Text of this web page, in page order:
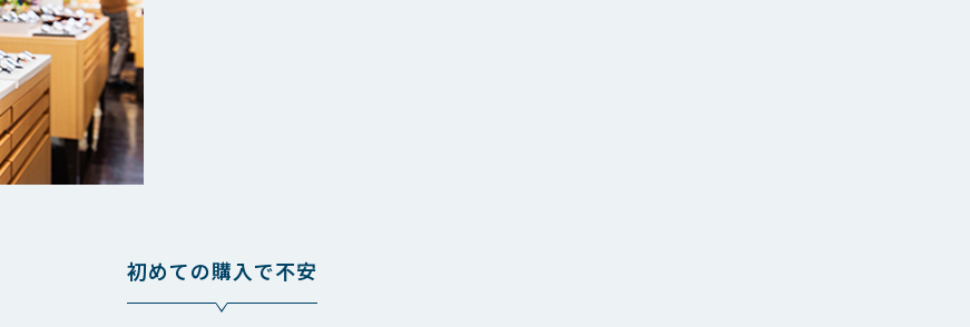
初めての購入で不安